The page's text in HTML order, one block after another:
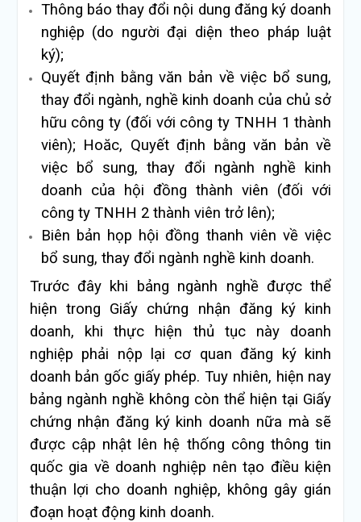
Thông báo thay đổi nội dung đăng ký doanh
nghiệp (do người đại diện theo pháp luật
ký);
Quyết định bằng văn bản về việc bổ sung,
thay đổi ngành, nghề kinh doanh của chủ sở
hữu công ty (đối với công ty TNHH 1 thành
viên); Hoăc, Quyết định bằng văn bản về
việc bổ sung, thay đổi ngành nghề kinh
doanh của hội đồng thành viên (đối với
công ty TNHH 2 thành viên trở lên);
Biên bản họp hội đồng thanh viên về việc
bổ sung, thay đổi ngành nghề kinh doanh.
Trước đây khi bảng ngành nghề được thể
hiện trong Giấy chứng nhận đăng ký kinh
doanh, khi thực hiện thủ tục này doanh
nghiệp phải nộp lại cơ quan đăng ký kinh
doanh bản gốc giấy phép. Tuy nhiên, hiện nay
bảng ngành nghề không còn thể hiện tại Giấy
chứng nhận đăng ký kinh doanh nữa mà sẽ
được cập nhật lên hệ thống công thông tin
quốc gia về doanh nghiệp nên tạo điều kiện
thuận lợi cho doanh nghiệp, không gây gián
đoạn hoạt động kinh doanh.